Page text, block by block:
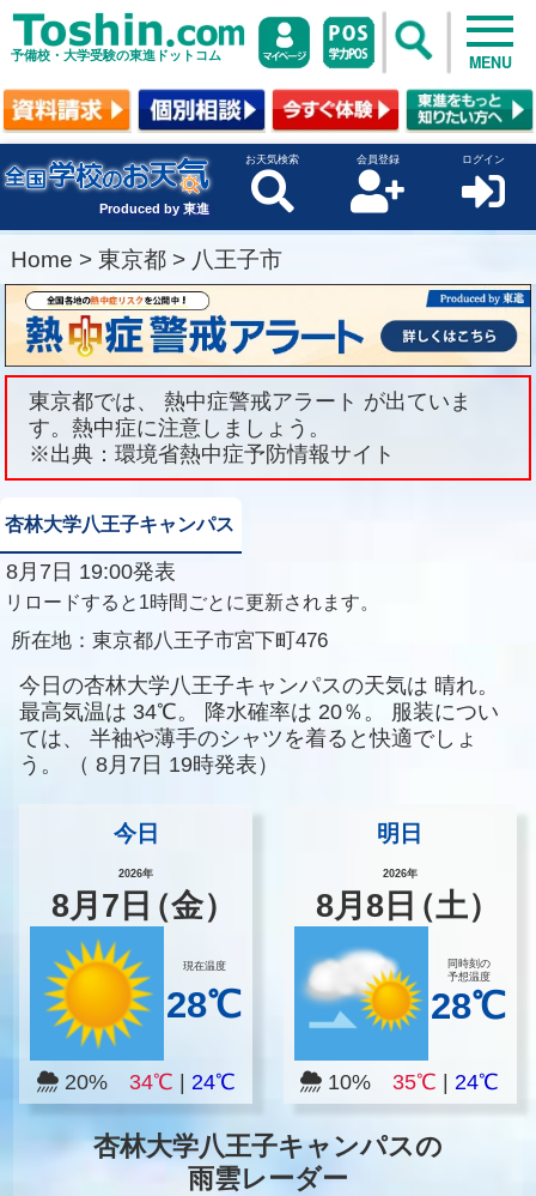
予備校・大学受験の東進ドットコム MENU
Produced by 東進
お天気検索 会員登録 ログイン
Home > 東京都 > 八王子市
東京都では、 熱中症警戒アラート が出ていま
す。熱中症に注意しましょう。
※出典：環境省熱中症予防情報サイト
杏林大学八王子キャンパス
8月7日 19:00発表
リロードすると1時間ごとに更新されます。
所在地： 東京都八王子市宮下町476
今日の杏林大学八王子キャンパスの天気は 晴れ。
最高気温は 34℃。 降水確率は 20％。
服装につい
ては、
半袖や薄手のシャツを着ると快適でしょ
う。
（ 8月7日 19時発表）
今日
2026年
8月 7 日（金）
現在温度
28℃
20% 34℃ 24℃
明日
2026年
8月8 日（土）
同時刻の
予想温度
28℃
10%35℃ |24℃
杏林大学八王子キャンパスの
雨雲レーダー